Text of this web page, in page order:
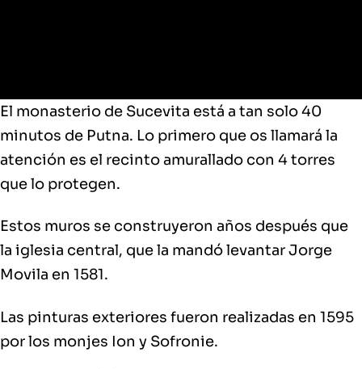
El monasterio de Sucevita está a tan solo 40
minutos de Putna. Lo primero que os llamará la
atención es el recinto amurallado con 4 torres
que lo protegen.
Estos muros se construyeron años después que
la iglesia central, que la mandó levantar Jorge
Movila en 1581.
Las pinturas exteriores fueron realizadas en 1595
por los monjes Ion y Sofronie.